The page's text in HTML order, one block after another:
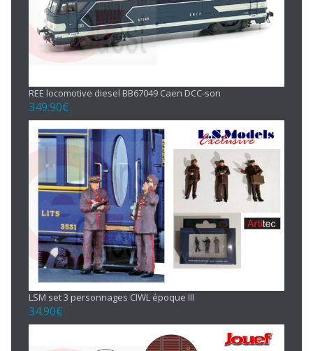
REE locomotive diesel BB67049 Caen DCC-son
349.90€
LSM set 3 personnages CIWL époque III
34.90€